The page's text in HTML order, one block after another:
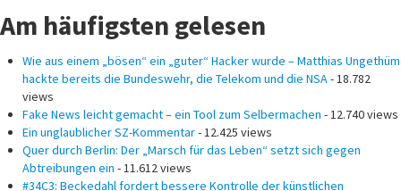
Am häufigsten gelesen
Wie aus einem „bösen“ ein „guter“ Hacker wurde – Matthias Ungethüm
hackte bereits die Bundeswehr, die Telekom und die NSA- 18.782
views
Fake News leicht gemacht – ein Tool zum Selbermachen - 12.740 views
Ein unglaublicher SZ-Kommentar- 12.425 views
Quer durch Berlin: Der „Marsch für das Leben“ setzt sich gegen
Abtreibungen ein - 11.612 views
#34C3: Beckedahl fordert bessere Kontrolle der künstlichen